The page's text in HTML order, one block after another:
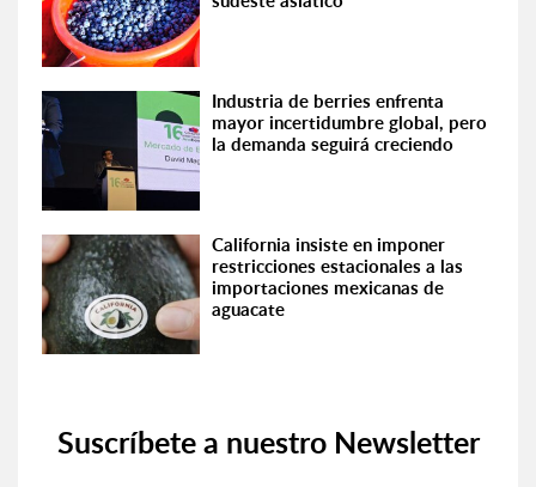
Industria de berries enfrenta
mayor incertidumbre global, pero
la demanda seguirá creciendo
California insiste en imponer
restricciones estacionales a las
importaciones mexicanas de
aguacate
Suscríbete a nuestro Newsletter